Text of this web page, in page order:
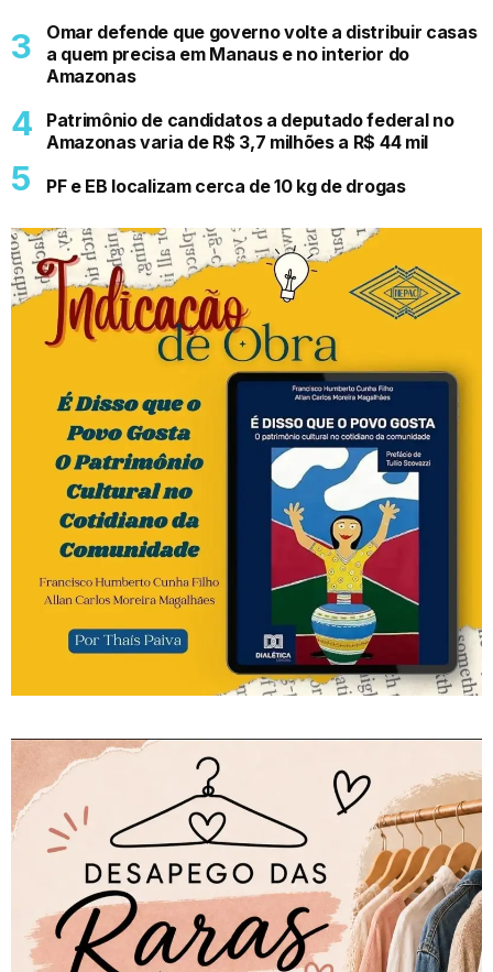
Omar defende que governo volte a distribuir casas
a quem precisa em Manaus e no interior do
Amazonas
Patrimônio de candidatos a deputado federal no
Amazonas varia de R$ 3,7 milhões a R$ 44 mil
PF e EB localizam cerca de 10 kg de drogas